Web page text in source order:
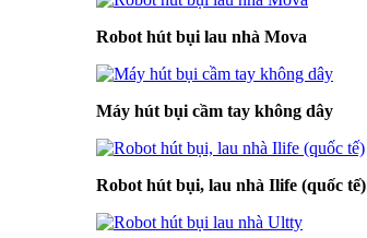
Robot hút bụi lau nhà Mova
Máy hút bụi cầm tay không dây
Robot hút bụi, lau nhà Ilife (quốc tế)